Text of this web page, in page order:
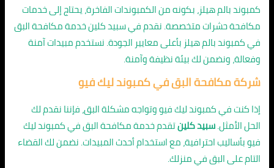
كمبوند بالم هيلز، بكونه من الكمبوندات الفاخرة، يحتاج إلى خدمات
مكافحة حشرات متخصصة. نقدم في سبيد كلين خدمة مكافحة البق
في كمبوند بالم هيلز بأعلى معايير الجودة. نستخدم مبيدات آمنة
وفعالة، ونضمن لك بيئة نظيفة وآمنة.
شركة مكافحة البق في كمبوند ليك فيو
إذا كنت في كمبوند ليك فيو وتواجه مشكلة البق، فإننا نقدم لك
الحل الأمثل.سبيد كلينتقدم خدمة مكافحة البق في كمبوند ليك
فيو بأساليب احترافية، مع استخدام أحدث المبيدات. نضمن لك القضاء
التام على البق في منزلك.